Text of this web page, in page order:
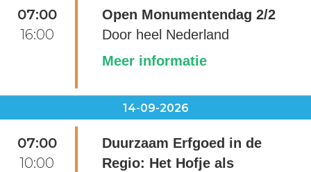
07:00
16:00
Open Monumentendag 2/2
Door heel Nederland
Meer informatie
14-09-2026
07:00
10:00
Duurzaam Erfgoed in de
Regio: Het Hofje als